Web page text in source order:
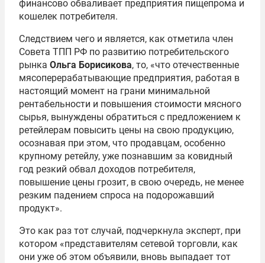
финансово обваливает предприятия пищепрома и
кошелек потребителя.
Следствием чего и является, как отметила член
Совета ТПП РФ по развитию потребительского
рынка Ольга Борисикова, то, «что отечественные
мясоперерабатывающие предприятия, работая в
настоящий момент на грани минимальной
рентабельности и повышения стоимости мясного
сырья, вынуждены обратиться с предложением к
ретейлерам повысить цены на свою продукцию,
осознавая при этом, что продавцам, особенно
крупному ретейлу, уже познавшим за ковидный
год резкий обвал доходов потребителя,
повышение цены грозит, в свою очередь, не менее
резким падением спроса на подорожавший
продукт».
Это как раз тот случай, подчеркнула эксперт, при
котором «представителям сетевой торговли, как
они уже об этом объявили, вновь выпадает тот